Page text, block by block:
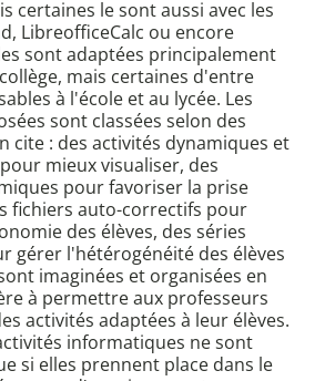
certaines le sont aussi avec les
LibreofficeCalc ou encore
sont adaptées principalement
mais certaines d'entre
à l'école et au lycée. Les
sont classées selon des
cite : des activités dynamiques et
mieux visualiser, des
pour favoriser la prise
fichiers auto-correctifs pour
des élèves, des séries
gérer l'hétérogénéité des élèves
imaginées et organisées en
à permettre aux professeurs
activités adaptées à leur élèves.
informatiques ne sont
si elles prennent place dans le